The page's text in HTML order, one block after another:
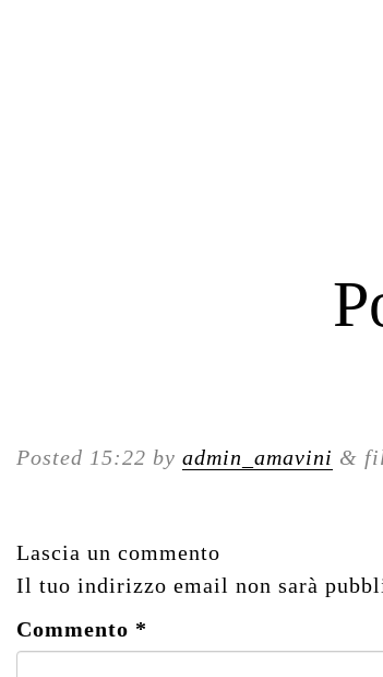
Posted 15:22 by admin_amavini &
Lascia un commento
Il tuo indirizzo email non sarà
Commento *